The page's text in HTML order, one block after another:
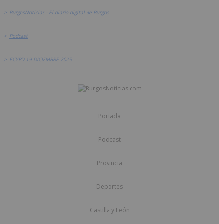
> BurgosNoticias - El diario digital de Burgos
> Podcast
> ECYPD 19 DICIEMBRE 2025
Portada
Podcast
Provincia
Deportes
Castilla y León